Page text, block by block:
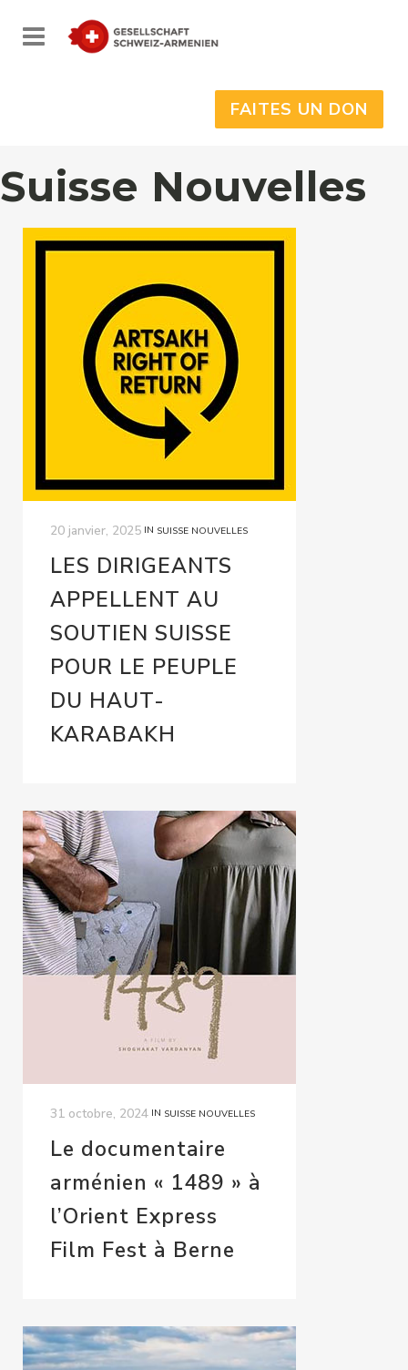
FAITES UN DON
Suisse Nouvelles
20 janvier, 2025 IN SUISSE NOUVELLES
LES DIRIGEANTS
APPELLENT AU
SOUTIEN SUISSE
POUR LE PEUPLE
DU HAUT-
KARABAKH
31 octobre, 2024 IN SUISSE NOUVELLES
Le documentaire
arménien « 1489 » à
l’Orient Express
Film Fest à Berne